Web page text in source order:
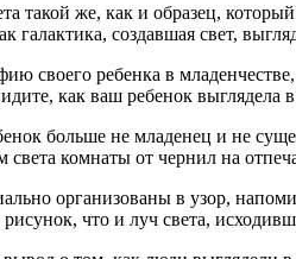
такой же, как и образец,
галактика, создавшая свет,
своего ребенка в
как ваш ребенок выглядела
больше не младенец и не
света комнаты от чернил на
организованы в узор,
что и луч света,